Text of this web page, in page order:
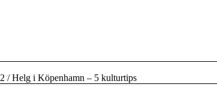
2 / Helg i Köpenhamn – 5 kulturtips